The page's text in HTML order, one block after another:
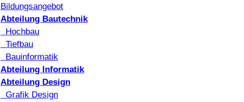
Bildungsangebot
Abteilung Bautechnik
Hochbau
Tiefbau
Bauinformatik
Abteilung Informatik
Abteilung Design
Grafik Design